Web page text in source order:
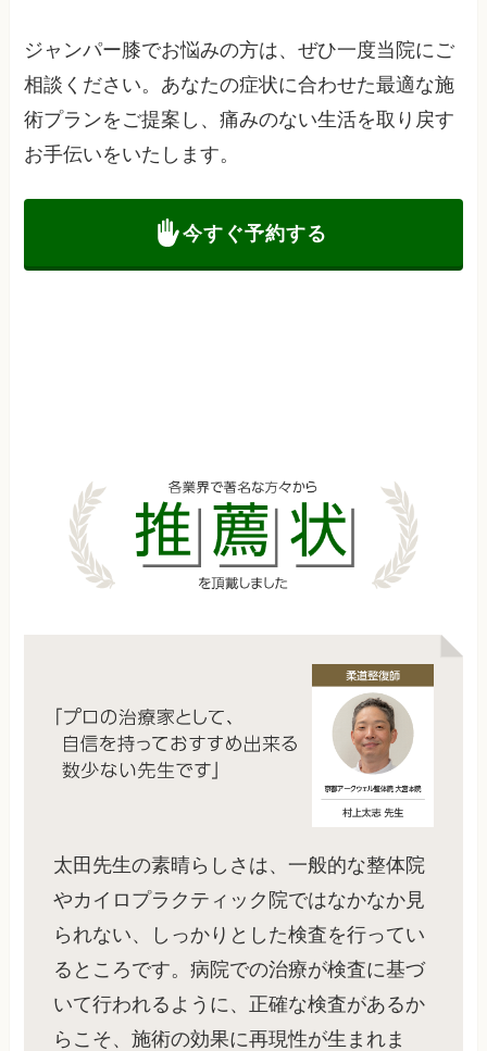
ジャンパー膝でお悩みの方は、ぜひ一度当院にご
相談ください。あなたの症状に合わせた最適な施
術プランをご提案し、痛みのない生活を取り戻す
お手伝いをいたします。
今すぐ予約する
太田先生の素晴らしさは、一般的な整体院
やカイロプラクティック院ではなかなか見
られない、しっかりとした検査を行ってい
るところです。病院での治療が検査に基づ
いて行われるように、正確な検査があるか
らこそ、施術の効果に再現性が生まれま